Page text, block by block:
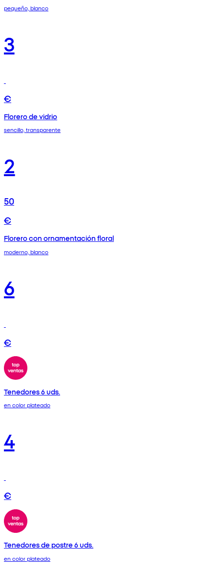
pequeño, blanco
3
€
Florero de vidrio
sencillo, transparente
2
50
€
Florero con ornamentación floral
moderno, blanco
6
€
Tenedores 6 uds.
en color plateado
4
€
Tenedores de postre 6 uds.
en color plateado